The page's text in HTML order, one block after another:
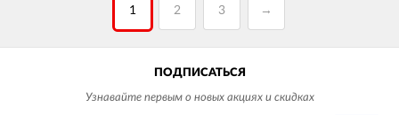
1 2 3 →
ПОДПИСАТЬСЯ
Узнавайте первым о новых акциях и скидках